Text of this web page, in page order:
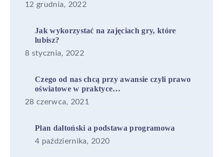
12 grudnia, 2022
Jak wykorzystać na zajęciach gry, które
lubisz?
8 stycznia, 2022
Czego od nas chcą przy awansie czyli prawo
oświatowe w praktyce…
28 czerwca, 2021
Plan daltoński a podstawa programowa
4 października, 2020